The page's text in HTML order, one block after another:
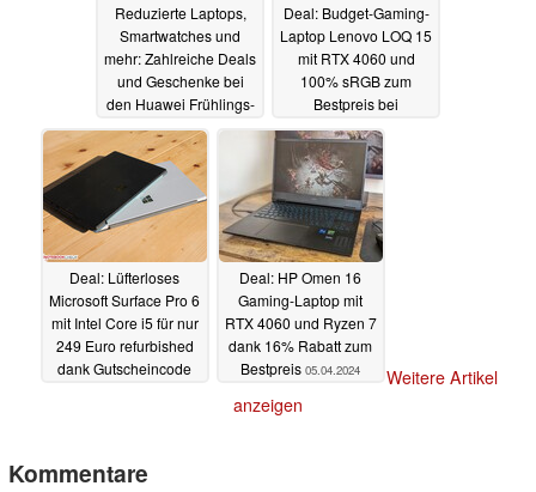
Reduzierte Laptops,
Smartwatches und
mehr: Zahlreiche Deals
und Geschenke bei
den Huawei Frühlings-
Angeboten (Ad)
08.04.2024
Deal: Budget-Gaming-
Laptop Lenovo LOQ 15
mit RTX 4060 und
100% sRGB zum
Bestpreis bei
Cyberport08.04.2024
Deal: Lüfterloses
Microsoft Surface Pro 6
mit Intel Core i5 für nur
249 Euro refurbished
dank Gutscheincode
Deal: HP Omen 16
Gaming-Laptop mit
RTX 4060 und Ryzen 7
dank 16% Rabatt zum
Bestpreis 05.04.2024
Weitere Artikel
anzeigen
Kommentare